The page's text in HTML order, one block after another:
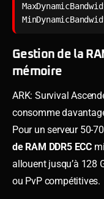
Gestion de la
mémoire
ARK: Survival
consomme
Pour un serveur 50-
de RAM DDR5 ECC
allouent jusqu’à 128
ou PvP compétitives.